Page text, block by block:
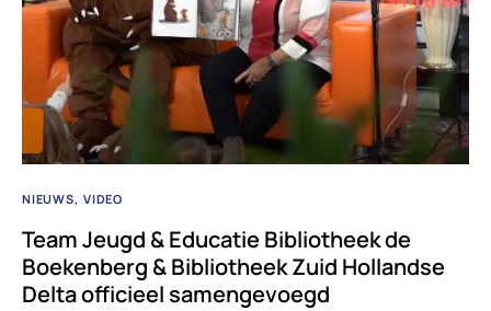
NIEUWS VIDEO
Team Jeugd & Educatie Bibliotheek de
Boekenberg & Bibliotheek Zuid Hollandse
Delta officieel samengevoegd